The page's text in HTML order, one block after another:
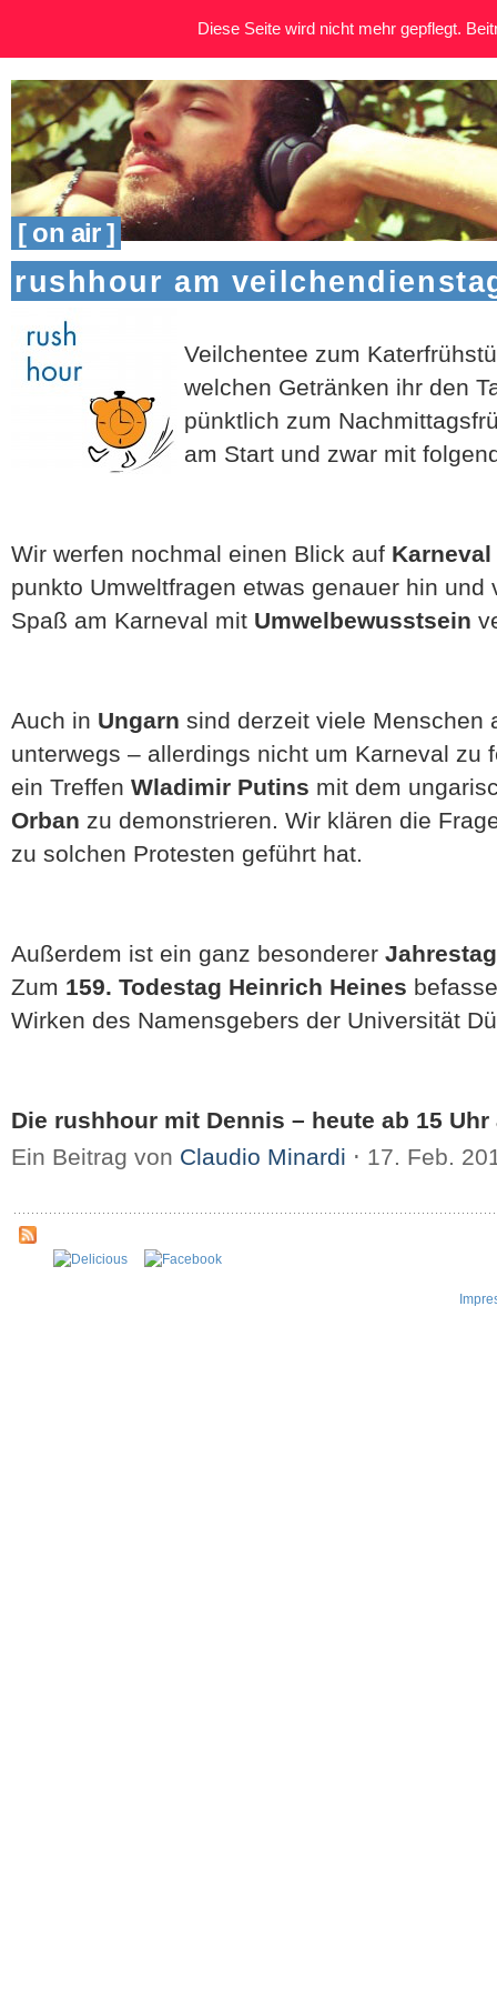
[ on air ]
rushhour am
Veilchentee zum
welchen Getränken ihr den
pünktlich zum
am Start und zwar mit
Wir werfen nochmal einen Blick auf Karneval
punkto Umweltfragen etwas genauer hin und
Spaß am Karneval mit Umwelbewusstsein
Auch in Ungarn sind derzeit viele Menschen
unterwegs – allerdings nicht um Karneval zu
ein Treffen Wladimir Putins mit dem
Orban zu demonstrieren. Wir klären die
zu solchen Protesten geführt hat.
Außerdem ist ein ganz besonderer Jahrestag
Zum 159. Todestag Heinrich Heines
Wirken des Namensgebers der Universität
Die rushhour mit Dennis – heute ab 15 Uhr
Ein Beitrag von Claudio Minardi ⋅ 17. Feb.
Diese Seite wird nicht mehr gepflegt.